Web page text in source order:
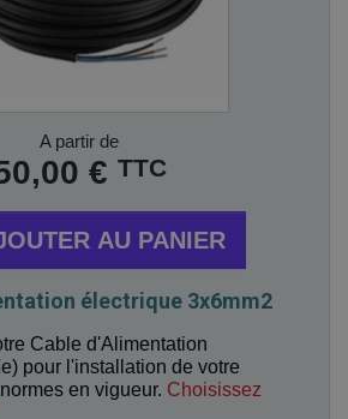
A partir de
€ TTC
AU PANIER
électrique 3x6mm2
Cable d'Alimentation
pour l'installation de votre
en vigueur. Choisissez